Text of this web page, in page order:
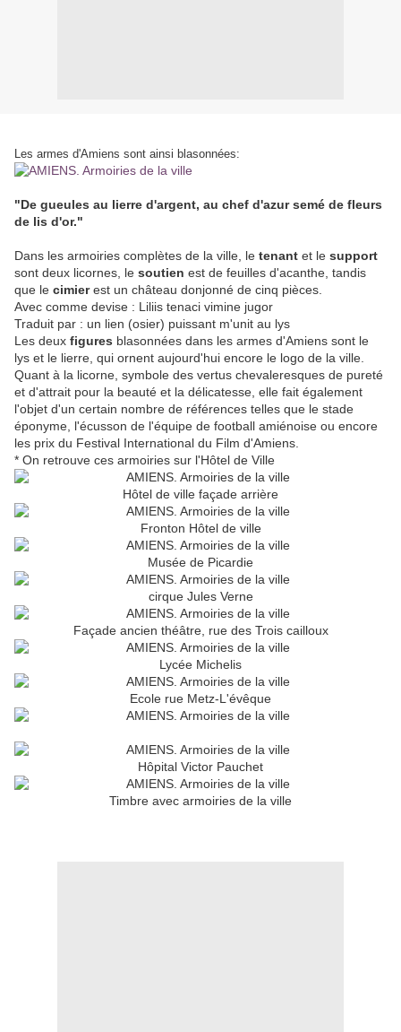
Les armes d'Amiens sont ainsi blasonnées:
"De gueules au lierre d'argent, au chef d'azur semé de fleurs
de lis d'or."
Dans les armoiries complètes de la ville, le tenant et le support
sont deux licornes, le soutien est de feuilles d'acanthe, tandis
que le cimierest un château donjonné de cinq pièces.
Avec comme devise : Liliis tenaci vimine jugor
Traduit par : un lien (osier) puissant m'unit au lys
Les deux figures blasonnées dans les armes d'Amiens sont le
lys et le lierre, qui ornent aujourd'hui encore le logo de la ville.
Quant à la licorne, symbole des vertus chevaleresques de pureté
et d'attrait pour la beauté et la délicatesse, elle fait également
l'objet d'un certain nombre de références telles que le stade
éponyme, l'écusson de l'équipe de football amiénoise ou encore
les prix du Festival International du Film d'Amiens.
* On retrouve ces armoiries sur l'Hôtel de Ville
Hôtel de ville façade arrière
Fronton Hôtel de ville
Musée de Picardie
cirque Jules Verne
Façade ancien théâtre, rue des Trois cailloux
Lycée Michelis
Ecole rue Metz-L'évêque
Hôpital Victor Pauchet
Timbre avec armoiries de la ville